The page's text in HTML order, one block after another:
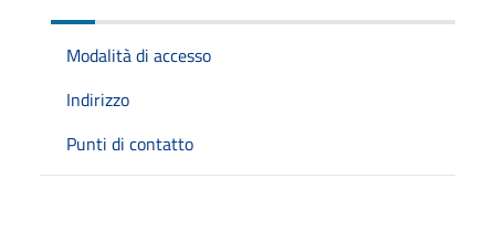
Modalità di accesso
Indirizzo
Punti di contatto